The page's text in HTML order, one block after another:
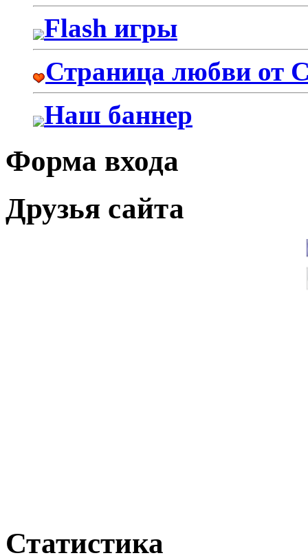
Flash игры
Страница любви от
Наш баннер
Форма входа
Друзья сайта
Статистика